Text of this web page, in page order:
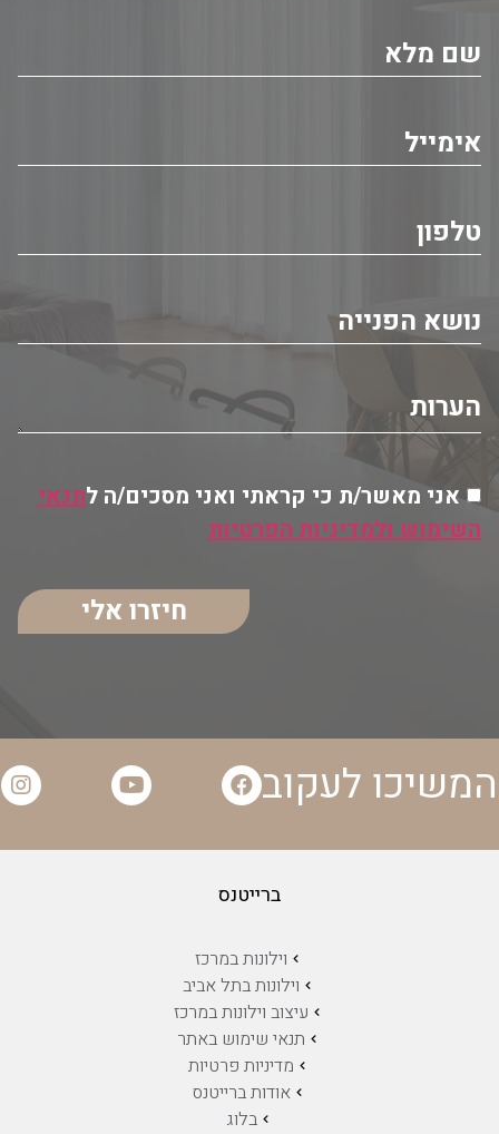
אני מאשר/ת כי קראתי ואני מסכים/ה לתנאי
השימוש ולמדיניות הפרטיות
חיזרו אלי
המשיכו לעקוב
ברייטנס
וילונות במרכז
וילונות בתל אביב
עיצוב וילונות במרכז
תנאי שימוש באתר
מדיניות פרטיות
אודות ברייטנס
בלוג